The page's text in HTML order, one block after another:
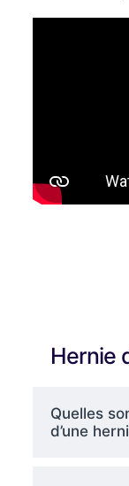
Hernie
Quelles
d’une